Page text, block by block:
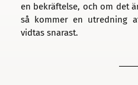
en bekräftelse, och om det
så kommer en utredning
vidtas snarast.